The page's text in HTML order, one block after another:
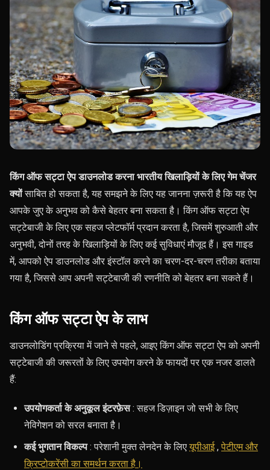
किंग ऑफ सट्टा ऐप डाउनलोड करना भारतीय खिलाड़ियों के लिए गेम चेंजर
क्योंसाबित हो सकता है, यह समझनेके लिए यह जानना ज़रूरी है कि यह ऐप
आपके जुए के अनुभव को कैसे बेहतर बना सकता है। किंग ऑफ सट्टा ऐप
सट्टेबाजी के लिए एक सहज प्लेटफॉर्म प्रदान करता है, जिसमें शुरुआती और
अनुभवी, दोनों तरह के खिलाड़ियों के लिए कई सुविधाएं मौजूद हैं। इस गाइड
में, आपको ऐप डाउनलोड और इंस्टॉल करने का चरण-दर-चरण तरीका बताया
गया है, जिससे आप अपनी सट्टेबाजी की रणनीति को बेहतर बना सकते हैं।
किंग ऑफ सट्टा ऐप के लाभ
डाउनलोडिंग प्रक्रिया में जाने से पहले, आइए किंग ऑफ सट्टा ऐप को अपनी
सट्टेबाजी की जरूरतों के लिए उपयोग करने के फायदों पर एक नजर डालते
हैं:
उपयोगकर्ता के अनुकूल इंटरफ़ेस: सहज डिज़ाइन जो सभी के लिए
नेविगेशन को सरल बनाता है।
कई भुगतान विकल्प:परेशानी मुक्त लेनदेन के लिएयूपीआई,पेटीएम और
क्रिप्टोकरेंसी का समर्थन करता है।